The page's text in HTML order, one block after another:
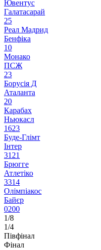
Ювентус
Галатасарай
25
Реал Мадрид
Бенфіка
10
Монако
ПСЖ
23
Борусія Д
Аталанта
20
Карабах
Ньюкасл
1623
Буде-Глімт
Інтер
31 21
Брюгге
Атлетіко
3314
Олімпіакос
Байєр
0200
1/8
1/4
Півфінал
Фінал